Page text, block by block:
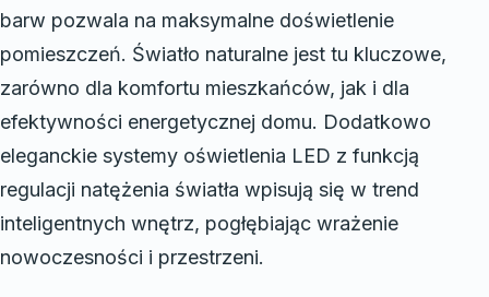
barw pozwala na maksymalne doświetlenie
pomieszczeń. Światło naturalne jest tu kluczowe,
zarówno dla komfortu mieszkańców, jak i dla
efektywności energetycznej domu. Dodatkowo
eleganckie systemy oświetlenia LED z funkcją
regulacji natężenia światła wpisują się w trend
inteligentnych wnętrz, pogłębiając wrażenie
nowoczesności i przestrzeni.